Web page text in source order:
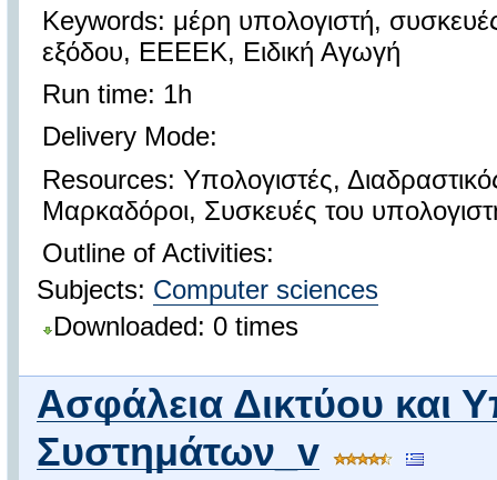
Keywords: μέρη υπολογιστή,
εξόδου, ΕΕΕΕΚ, Ειδική Αγωγή
Run time: 1h
Delivery Mode:
Resources: Υπολογιστές,
Μαρκαδόροι, Συσκευές του
Outline of Activities:
Subjects: Computer sciences
Downloaded: 0 times
Ασφάλεια Δικτύου και
Συστημάτων_v